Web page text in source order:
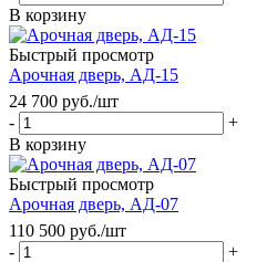
В корзину
Быстрый просмотр
Арочная дверь, АД-15
24 700 руб./шт
-
+
В корзину
Быстрый просмотр
Арочная дверь, АД-07
110 500 руб./шт
-
+